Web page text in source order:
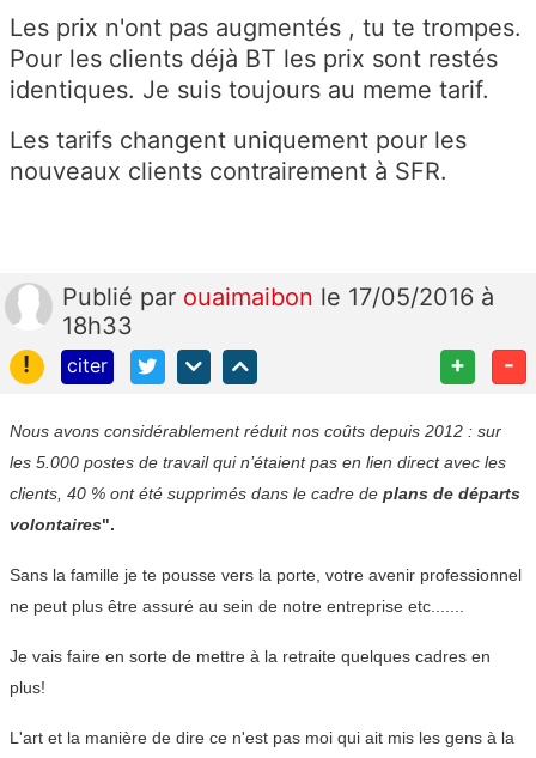
Les prix n'ont pas augmentés , tu te trompes.
Pour les clients déjà BT les prix sont restés
identiques. Je suis toujours au meme tarif.
Les tarifs changent uniquement pour les
nouveaux clients contrairement à SFR.
Publié par ouaimaibon le 17/05/2016 à
18h33
!
citer + -
Nous avons considérablement réduit nos coûts depuis 2012 : sur
les 5.000 postes de travail qui n’étaient pas en lien direct avec les
clients, 40 % ont été supprimés dans le cadre de plans de départs
volontaires".
Sans la famille je te pousse vers la porte, votre avenir professionnel
ne peut plus être assuré au sein de notre entreprise etc.......
Je vais faire en sorte de mettre à la retraite quelques cadres en
plus!
L'art et la manière de dire ce n'est pas moi qui ait mis les gens à la